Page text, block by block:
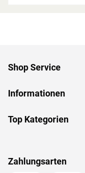
Shop Service
Informationen
Top Kategorien
Zahlungsarten